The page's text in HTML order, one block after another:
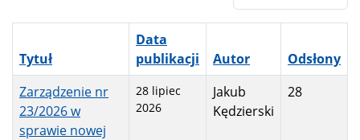
Tytuł
Data
publikacji
Autor
Odsłony
Zarządzenie nr
23/2026 w
sprawie nowej
28 lipiec
2026
Jakub
Kędzierski
28